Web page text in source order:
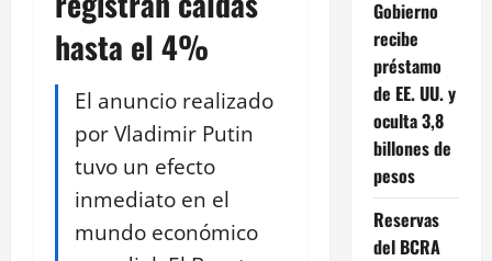
hasta el 4%
El anuncio realizado
por Vladimir Putin
tuvo un efecto
inmediato en el
mundo económico
Gobierno
recibe
préstamo
de EE. UU. y
oculta 3,8
billones de
pesos
Reservas
del BCRA